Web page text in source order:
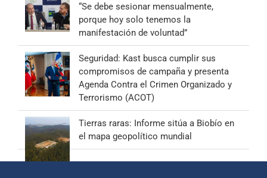
“Se debe sesionar mensualmente,
porque hoy solo tenemos la
manifestación de voluntad”
Seguridad: Kast busca cumplir sus
compromisos de campaña y presenta
Agenda Contra el Crimen Organizado y
Terrorismo (ACOT)
Tierras raras: Informe sitúa a Biobío en
el mapa geopolítico mundial